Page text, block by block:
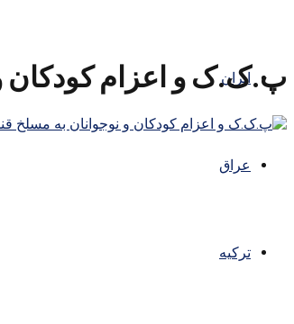
ایران
عراق
ترکیه
پ.ک.ک و اعزام کودکان